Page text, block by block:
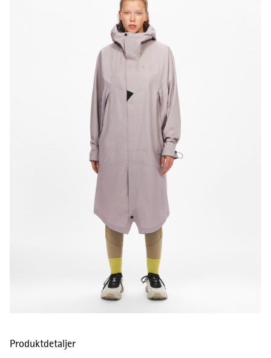
Produktdetaljer